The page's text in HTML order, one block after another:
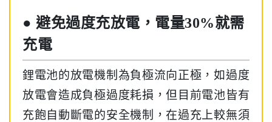
● 避免過度充放電，電量30%就需
充電
鋰電池的放電機制為負極流向正極，如過度
放電會造成負極過度耗損，但目前電池皆有
充飽自動斷電的安全機制，在過充上較無須